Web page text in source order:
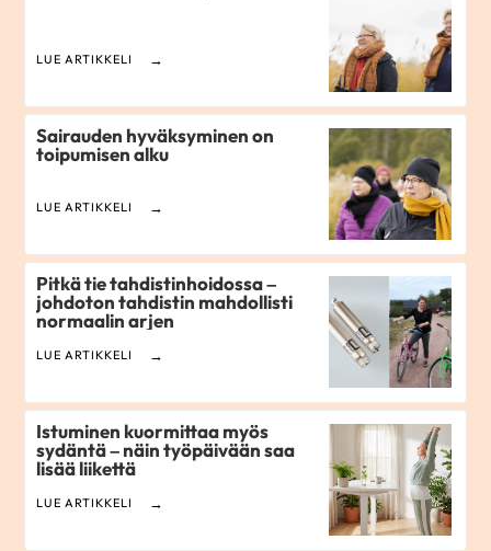
LUE ARTIKKELI
Sairauden hyväksyminen on
toipumisen alku
LUE ARTIKKELI
Pitkä tie tahdistinhoidossa –
johdoton tahdistin mahdollisti
normaalin arjen
LUE ARTIKKELI
Istuminen kuormittaa myös
sydäntä – näin työpäivään saa
lisää liikettä
LUE ARTIKKELI